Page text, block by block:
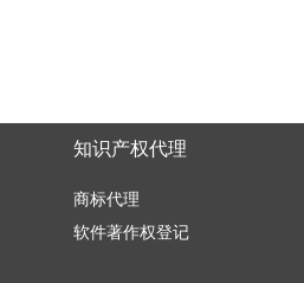
知识产权代理
商标代理
软件著作权登记